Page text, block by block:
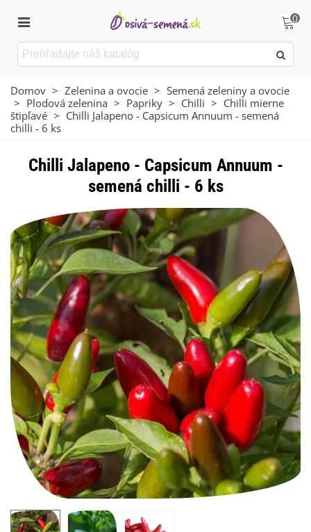
0
Domov > Zelenina a ovocie > Semená zeleniny a ovocie
> Plodová zelenina > Papriky > Chilli > Chilli mierne
štipľavé > Chilli Jalapeno - Capsicum Annuum - semená
chilli - 6 ks
Chilli Jalapeno - Capsicum Annuum -
semená chilli - 6 ks